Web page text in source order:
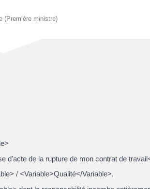
(Première ministre)
d'acte de la rupture de mon contrat de
/ <Variable>Qualité</Variable>,